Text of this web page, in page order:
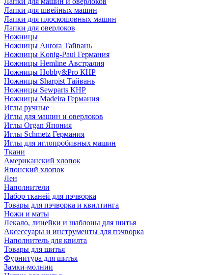
Лапки для швейных машин
Лапки для плоскошовных машин
Лапки для оверлоков
Ножницы
Ножницы Aurora Тайвань
Ножницы Konig-Paul Германия
Ножницы Hemline Австралия
Ножницы Hobby&Pro КНР
Ножницы Sharpist Тайвань
Ножницы Sewparts КНР
Ножницы Madeira Германия
Иглы ручные
Иглы для машин и оверлоков
Иглы Organ Япония
Иглы Schmetz Германия
Иглы для иглопробивных машин
Ткани
Американский хлопок
Японский хлопок
Лен
Наполнители
Набор тканей для пэчворка
Товары для пэчворка и квилтинга
Ножи и маты
Лекало, линейки и шаблоны для шитья
Аксессуары и инструменты для пэчворка
Наполнитель для квилта
Товары для шитья
Фурнитура для шитья
Замки-молнии